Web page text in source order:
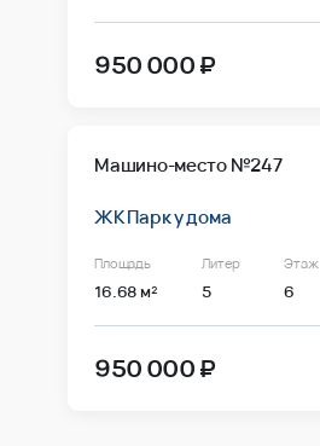
950 000 ₽
Машино-место №247
ЖК Парк у дома
Площадь
16.68 м²
Литер
5
Этаж
6
950 000 ₽